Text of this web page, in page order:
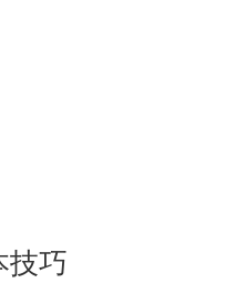
技巧